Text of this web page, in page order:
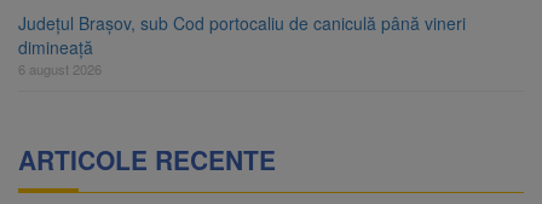
Județul Brașov, sub Cod portocaliu de caniculă până vineri
dimineață
6 august 2026
ARTICOLE RECENTE